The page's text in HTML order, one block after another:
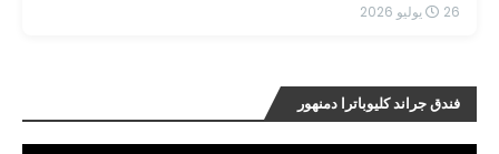
26 يوليو 2026
فندق جراند كليوباترا دمنهور